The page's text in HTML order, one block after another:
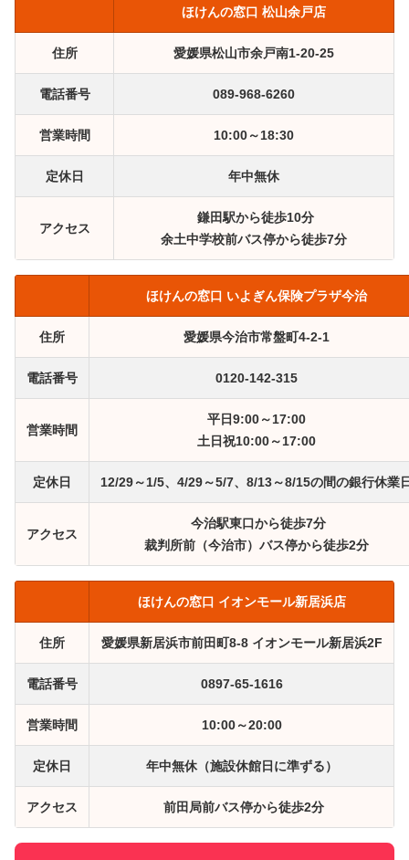
ほけんの窓口 松山余戸店
住所 愛媛県松山市余戸南1-20-25
電話番号 089-968-6260
営業時間 10:00～18:30
定休日 年中無休
アクセス
鎌田駅から徒歩10分
余土中学校前バス停から徒歩7分
ほけんの窓口 いよぎん保険プラザ今治
住所 愛媛県今治市常盤町4-2-1
電話番号 0120-142-315
営業時間
平日9:00～17:00
土日祝10:00～17:00
定休日 12/29～1/5、4/29～5/7、8/13～8/15の間の銀行休業
アクセス
今治駅東口から徒歩7分
裁判所前（今治市）バス停から徒歩2分
ほけんの窓口 イオンモール新居浜店
住所 愛媛県新居浜市前田町8-8 イオンモール新居浜2F
電話番号 0897-65-1616
営業時間 10:00～20:00
定休日 年中無休（施設休館日に準ずる）
アクセス 前田局前バス停から徒歩2分